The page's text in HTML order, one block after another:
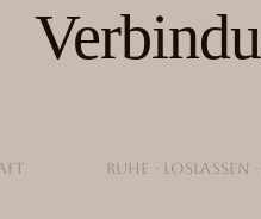
Ruhe · Loslassen